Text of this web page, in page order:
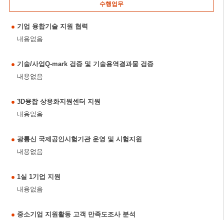
수행업무
기업 융합기술 지원 협력
내용없음
기술/사업Q-mark 검증 및 기술용역결과물 검증
내용없음
3D융합 상용화지원센터 지원
내용없음
광통신 국제공인시험기관 운영 및 시험지원
내용없음
1실 1기업 지원
내용없음
중소기업 지원활동 고객 만족도조사 분석